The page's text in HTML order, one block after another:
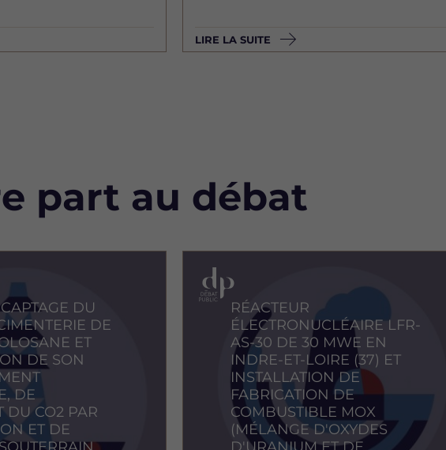
LIRE LA SUITE
part au débat
DU
DE
ET
DE SON
DE
DU CO2 PAR
ET DE
RÉACTEUR
ÉLECTRONUCLÉAIRE LFR-
AS-30 DE 30 MWE EN
INDRE-ET-LOIRE (37) ET
INSTALLATION DE
FABRICATION DE
COMBUSTIBLE MOX
(MÉLANGE D'OXYDES